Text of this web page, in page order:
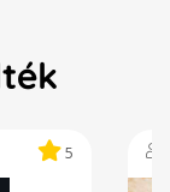
5